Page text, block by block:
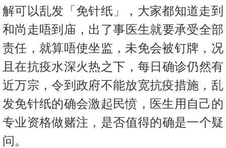
我
们
解可以乱发「免针纸」，大家都知道走到
和尚走唔到庙，出了事医生就要承受全部
责任，就算唔使坐监，未免会被钉牌，况
且在抗疫水深火热之下，每日确诊仍然有
近万宗，令到政府不能放宽抗疫措施，乱
发免针纸的确会激起民愤， 医生用自己的
专业资格做赌注，是否值得的确是一个疑
问。